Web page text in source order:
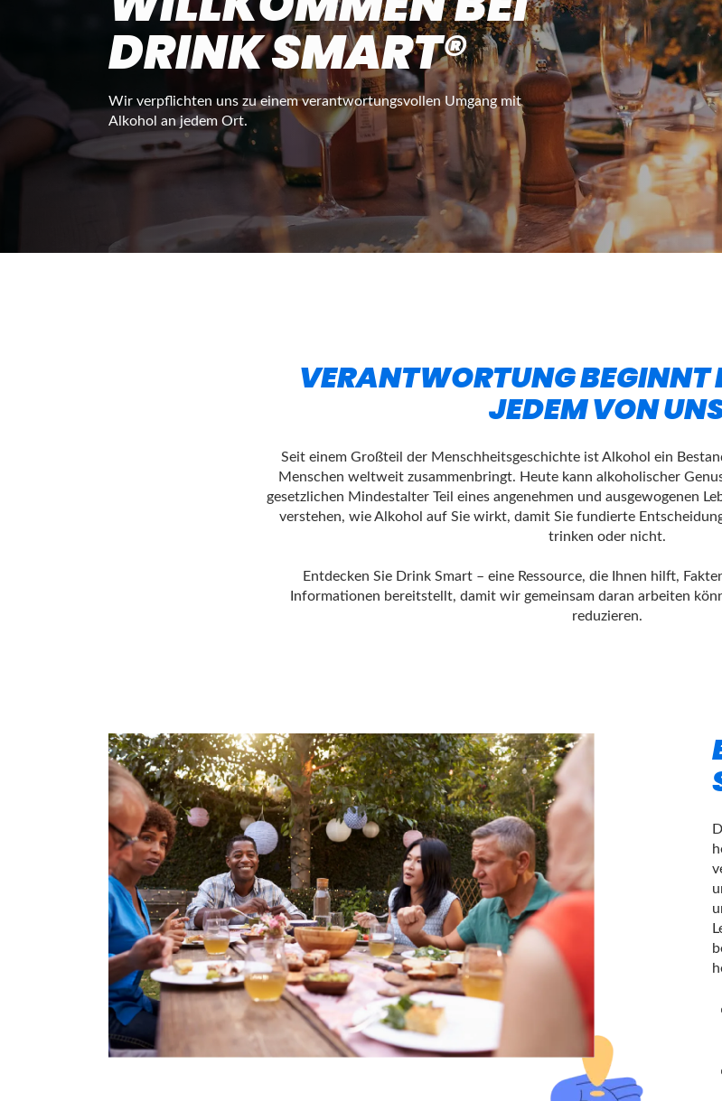
DRINK SMART®
Wir verpflichten uns zu einem verantwortungsvollen Umgang mit
Alkohol an jedem Ort.
VERANTWORTUNG BEGINNT
JEDEM VON
Seit einem Großteil der Menschheitsgeschichte ist Alkohol ein
Menschen weltweit zusammenbringt. Heute kann alkoholischer
gesetzlichen Mindestalter Teil eines angenehmen und ausgewogenen
verstehen, wie Alkohol auf Sie wirkt, damit Sie fundierte
trinken oder nicht.
Entdecken Sie Drink Smart – eine Ressource, die Ihnen hilft,
Informationen bereitstellt, damit wir gemeinsam daran arbeiten
reduzieren.